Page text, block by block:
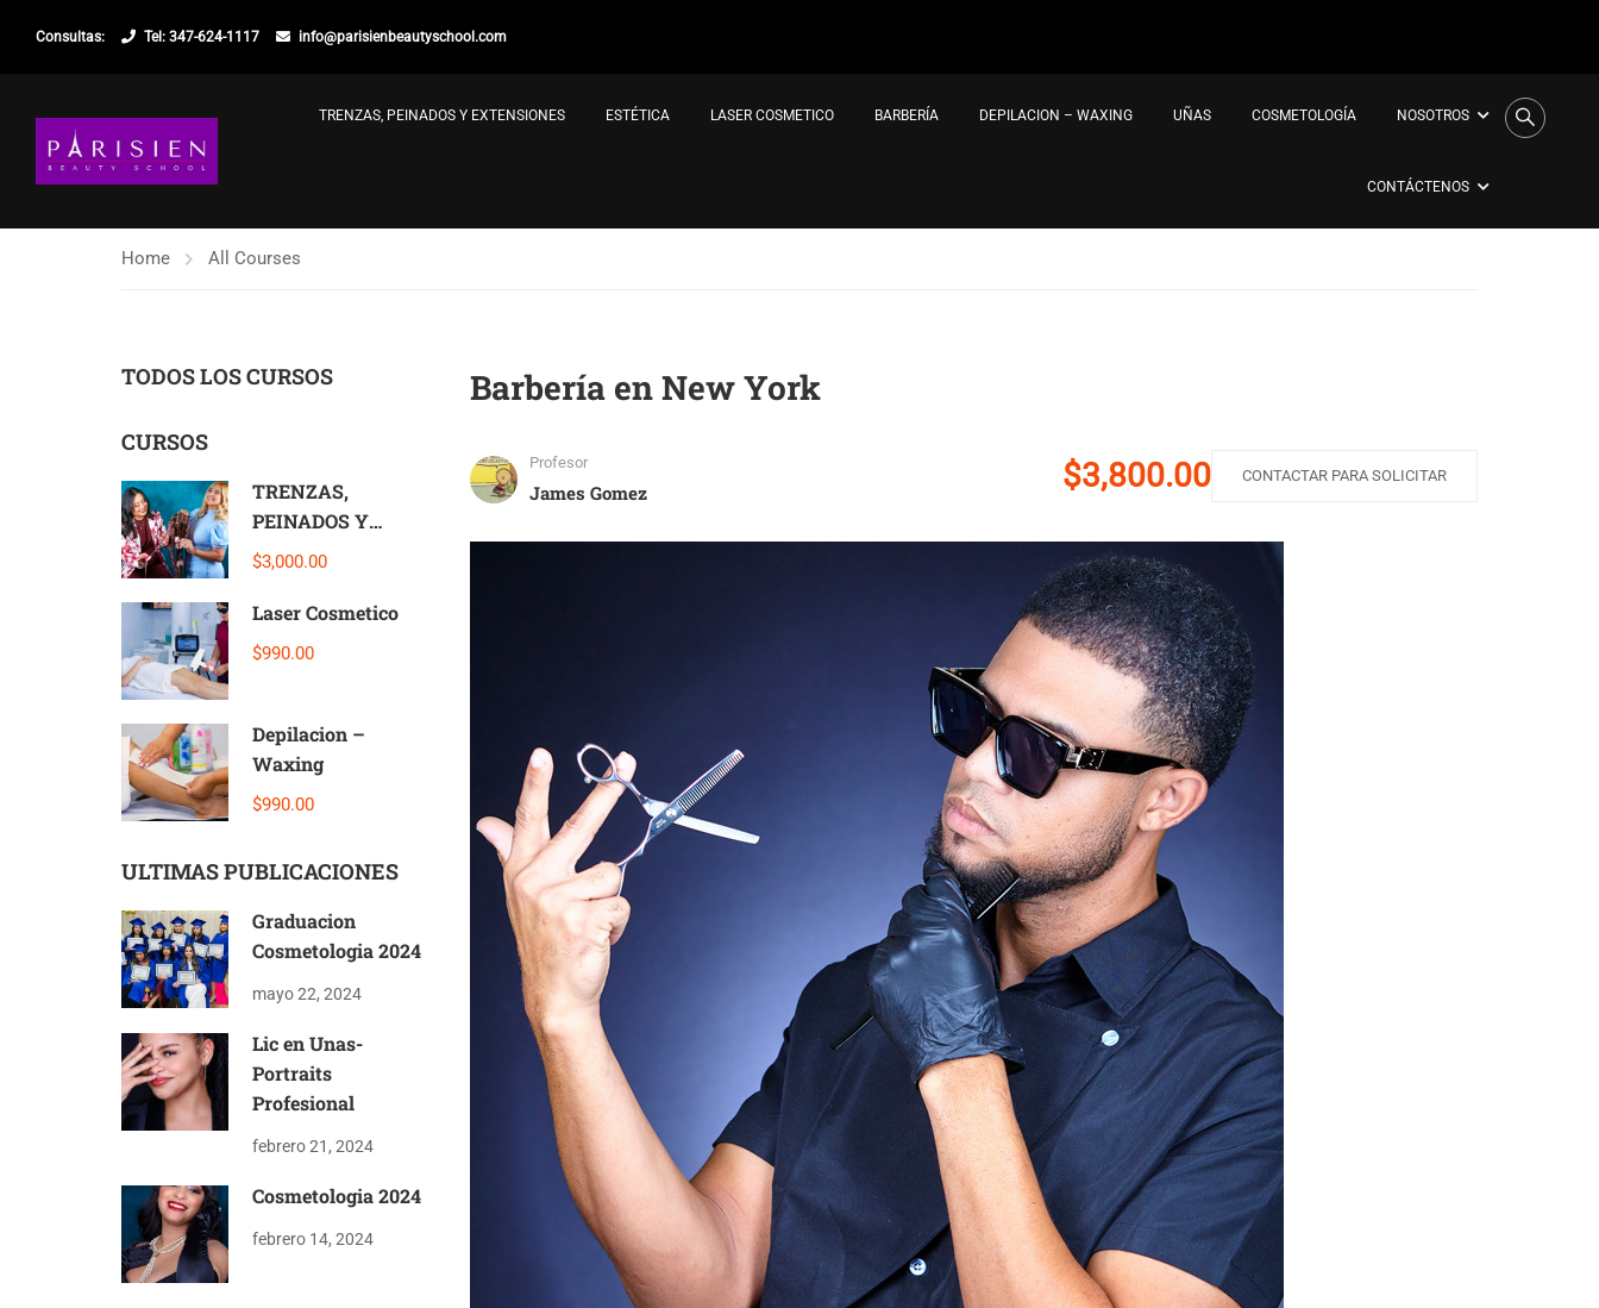
Consultas: Tel: 347-624-1117 info@parisienbeautyschool.com
TRENZAS, PEINADOS Y EXTENSIONES ESTÉTICA LASER COSMETICO BARBERÍA DEPILACION – WAXING UÑAS COSMETOLOGÍA NOSOTROS
CONTÁCTENOS
Home All Courses
Barbería en New York
Profesor
James Gomez $3,800.00 CONTACTAR PARA SOLICITAR
TODOS LOS CURSOS
CURSOS
TRENZAS,
PEINADOS Y
EXTENSIONES
$3,000.00
Laser Cosmetico
$990.00
Depilacion –
Waxing
$990.00
ULTIMAS PUBLICACIONES
Graduacion
Cosmetologia 2024
mayo 22, 2024
Lic en Unas-
Portraits
Profesional
febrero 21, 2024
Cosmetologia 2024
febrero 14, 2024